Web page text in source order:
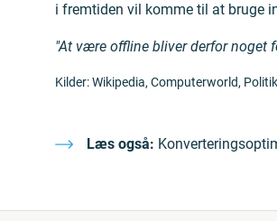
i fremtiden vil komme til at bruge
"At være offline bliver derfor noget
Kilder: Wikipedia, Computerworld,
Læs også: